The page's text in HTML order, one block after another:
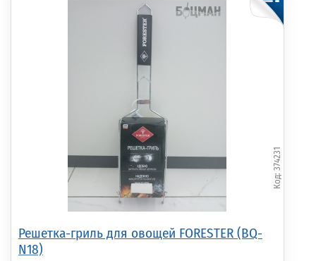
Решетка-гриль для овощей FORESTER (BQ-
N18)
374231